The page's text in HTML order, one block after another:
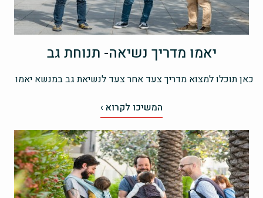
יאמו מדריך נשיאה- תנוחת גב
כאן תוכלו למצוא מדריך צעד אחר צעד לנשיאת גב במנשא יאמו
המשיכו לקרוא ›